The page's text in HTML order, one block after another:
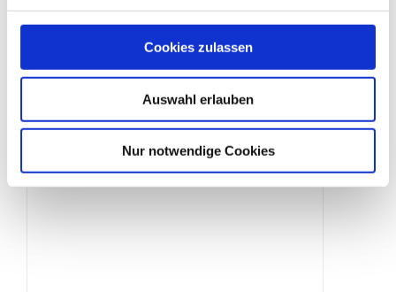
Cookies zulassen
Auswahl erlauben
Nur notwendige Cookies